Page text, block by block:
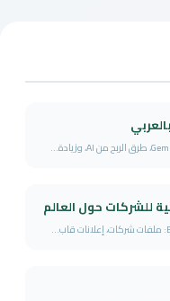
للشركات حول العالم